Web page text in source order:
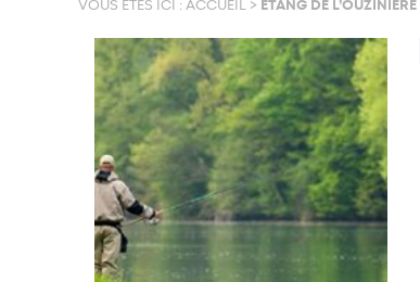
VOUS ÊTES ICI : ACCUEIL > ETANG DE L’OUZINIÈRE